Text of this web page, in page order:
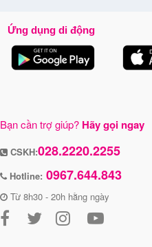
Ứng dụng di động
Bạn cần trợ giúp? Hãy gọi ngay
CSKH:028.2220.2255
Hotline: 0967.644.843
Từ 8h30 - 20h hằng ngày